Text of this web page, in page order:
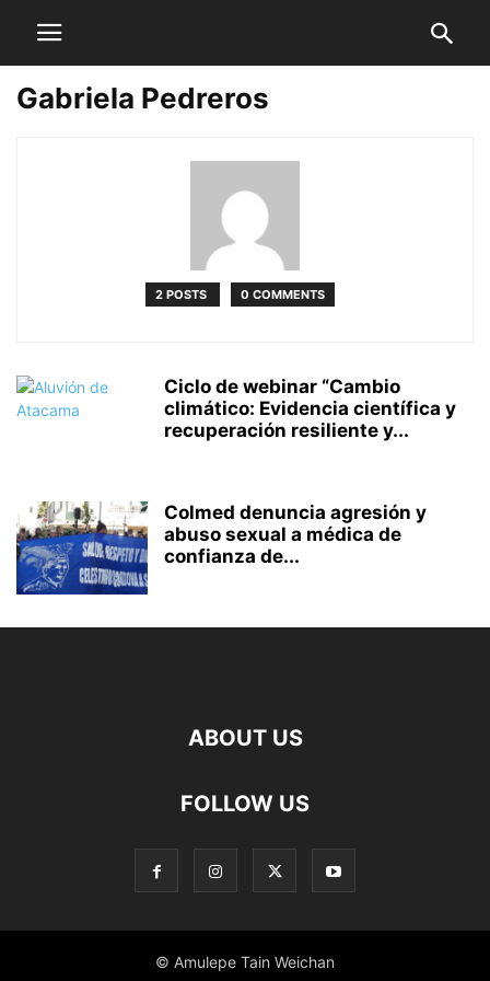
Gabriela Pedreros
2 POSTS 0 COMMENTS
Ciclo de webinar “Cambio
climático: Evidencia científica y
recuperación resiliente y...
Colmed denuncia agresión y
abuso sexual a médica de
confianza de...
ABOUT US
FOLLOW US
© Amulepe Tain Weichan